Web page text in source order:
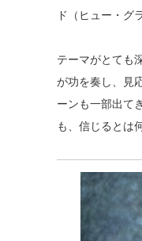
ド（ヒュー・グ
テーマがとても
が功を奏し、見
ーンも一部出て
も、信じるとは